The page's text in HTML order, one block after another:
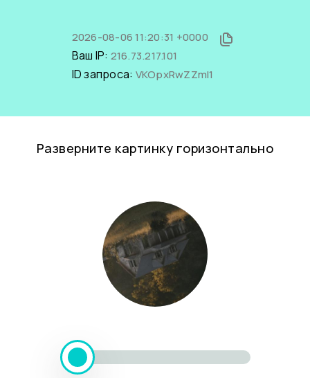
2026-08-06 11:20:31 +0000
Ваш IP: 216.73.217.101
ID запроса: VKOpxRwZZmI1
Разверните картинку горизонтально